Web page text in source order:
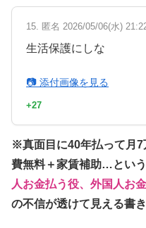
15. 匿名 2026/05/06(水)
生活保護にしな
📷 添付画像を見る
+27
※真面目に40年払って月
費無料＋家賃補助…という
人お金払う役、外国人お金
の不信が透けて見える書き